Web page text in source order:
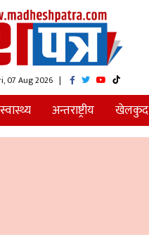
Aug 2026 |
स्वास्थ्य अन्तराष्ट्रीय खेलकुद